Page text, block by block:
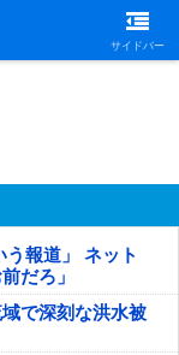
サイドバー
う報道」 ネット
だろ」
で深刻な洪水被